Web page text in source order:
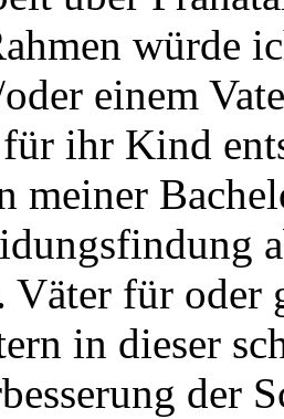
würde
einem
ihr Kind
meiner
Väter für oder
in dieser
der